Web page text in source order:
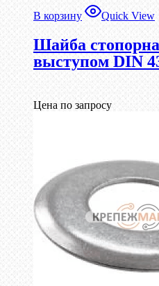
В корзину Quick View
Шайба
выступом DIN
Цена по запросу